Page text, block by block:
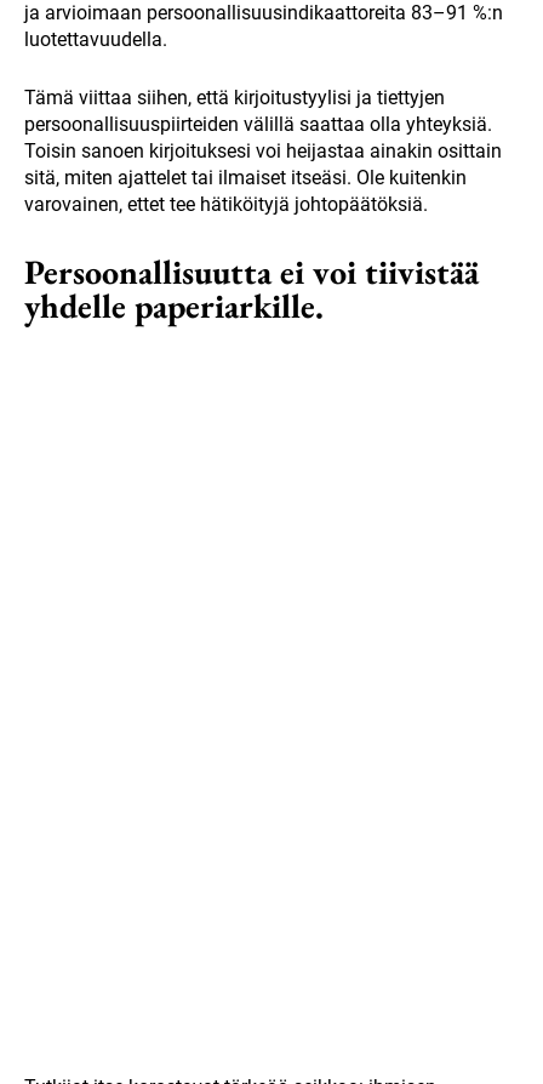
ja arvioimaan persoonallisuusindikaattoreita 83–91 %:n
luotettavuudella.
Tämä viittaa siihen, että kirjoitustyylisi ja tiettyjen
persoonallisuuspiirteiden välillä saattaa olla yhteyksiä.
Toisin sanoen kirjoituksesi voi heijastaa ainakin osittain
sitä, miten ajattelet tai ilmaiset itseäsi. Ole kuitenkin
varovainen, ettet tee hätiköityjä johtopäätöksiä.
Persoonallisuutta ei voi tiivistää
yhdelle paperiarkille.